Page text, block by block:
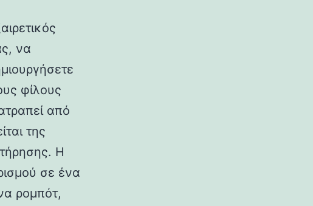
να
φίλους
από
της
Η
σε ένα
ρομπότ,